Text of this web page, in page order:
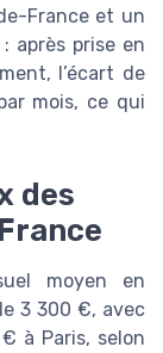
France et un
après prise en
l’écart de
mois, ce qui
des
moyen en
3 300 €, avec
à Paris, selon